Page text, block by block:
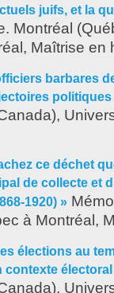
juifs, et la
Montréal
Maîtrise en
barbares
ce déchet
de collecte et
1920) »
à Montréal,
élections au
électoral